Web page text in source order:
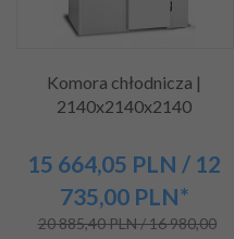
Komora chłodnicza |
2140x2140x2140
15 664,05 PLN / 12
735,00 PLN*
20 885,40 PLN / 16 980,00